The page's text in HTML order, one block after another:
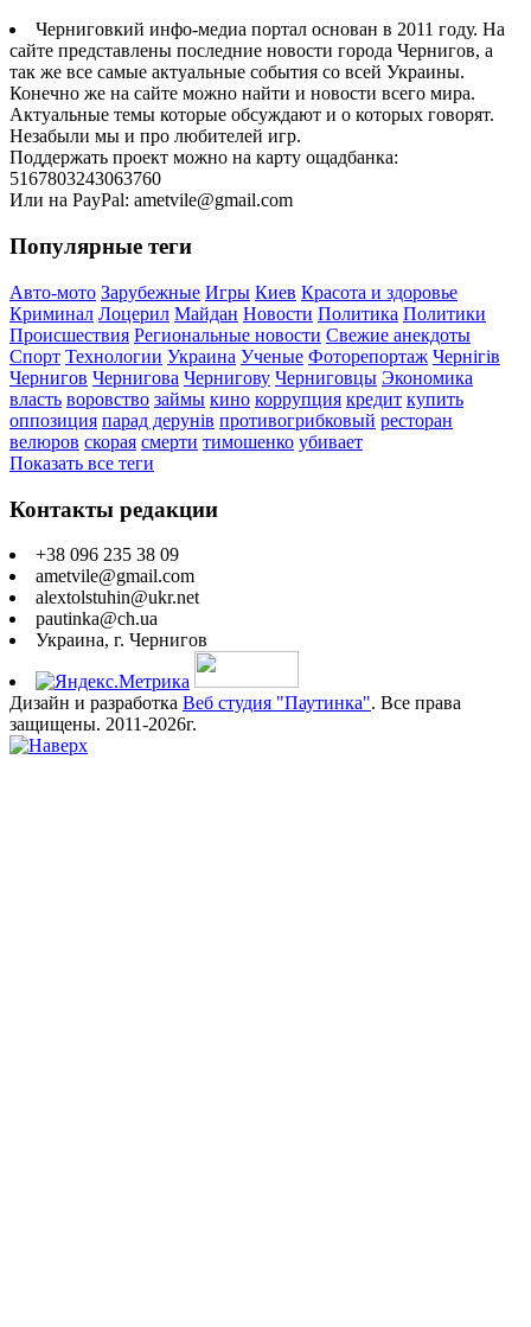
Черниговкий инфо-медиа портал основан в 2011 году. На
сайте представлены последние новости города Чернигов, а
так же все самые актуальные события со всей Украины.
Конечно же на сайте можно найти и новости всего мира.
Актуальные темы которые обсуждают и о которых говорят.
Незабыли мы и про любителей игр.
Поддержать проект можно на карту ощадбанка:
5167803243063760
Или на PayPal: ametvile@gmail.com
Популярные теги
Авто-мото Зарубежные Игры Киев Красота и здоровье
Криминал Лоцерил Майдан Новости Политика Политики
Происшествия Региональные новости Свежие анекдоты
Спорт Технологии Украина Ученые Фоторепортаж Чернігів
Чернигов Чернигова Чернигову Черниговцы Экономика
власть воровство займы кино коррупция кредит купить
оппозиция парад дерунів противогрибковый ресторан
велюров скорая смерти тимошенко убивает
Показать все теги
Контакты редакции
+38 096 235 38 09
ametvile@gmail.com
alextolstuhin@ukr.net
pautinka@ch.ua
Украина, г. Чернигов
Дизайн и разработка Веб студия "Паутинка". Все права
защищены. 2011-2026г.